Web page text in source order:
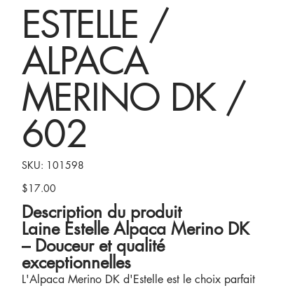
ESTELLE /
ALPACA
MERINO DK /
602
SKU:
SKU
101598
101598
Price
$17.00
Description du produit
Laine Estelle Alpaca Merino DK
– Douceur et qualité
exceptionnelles
L'Alpaca Merino DK d'Estelle est le choix parfait